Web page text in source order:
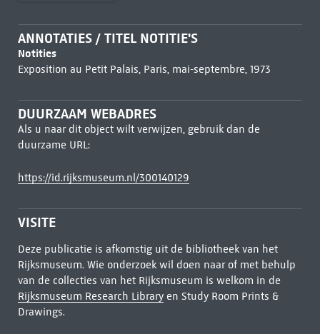
ANNOTATIES / TITEL NOTITIE'S
Notities
Exposition au Petit Palais, Paris, mai-septembre, 1973
DUURZAAM WEBADRES
Als u naar dit object wilt verwijzen, gebruik dan de
duurzame URL:
https://id.rijksmuseum.nl/300140129
VISITE
Deze publicatie is afkomstig uit de bibliotheek van het
Rijksmuseum. Wie onderzoek wil doen naar of met behulp
van de collecties van het Rijksmuseum is welkom in de
Rijksmuseum Research Libraryen Study Room Prints &
Drawings.